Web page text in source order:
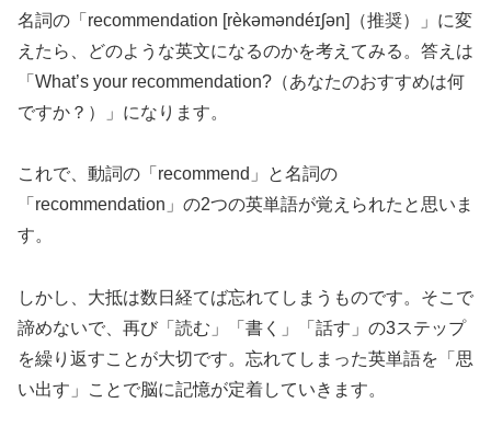
名詞の「recommendation [rèkəməndéɪʃən]（推奨）」に変
えたら、どのような英文になるのかを考えてみる。答えは
「What’s your recommendation?（あなたのおすすめは何
ですか？）」になります。
これで、動詞の「recommend」と名詞の
「recommendation」の2つの英単語が覚えられたと思いま
す。
しかし、大抵は数日経てば忘れてしまうものです。そこで
諦めないで、再び「読む」「書く」「話す」の3ステップ
を繰り返すことが大切です。忘れてしまった英単語を「思
い出す」ことで脳に記憶が定着していきます。